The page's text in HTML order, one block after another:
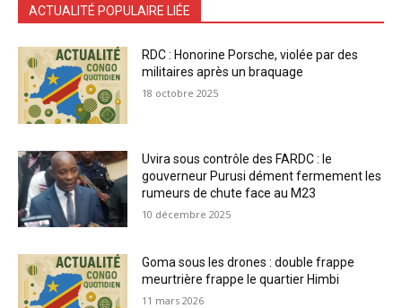
ACTUALITÉ POPULAIRE LIÉE
RDC : Honorine Porsche, violée par des
militaires après un braquage
18 octobre 2025
Uvira sous contrôle des FARDC : le
gouverneur Purusi dément fermement les
rumeurs de chute face au M23
10 décembre 2025
Goma sous les drones : double frappe
meurtrière frappe le quartier Himbi
11 mars 2026